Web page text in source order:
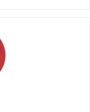
السابقة إلى
ميوله الجنسية
عنها طوال الوقت
العلاقة
مهما تباينت
إرهاصات لعلاقته
العاصمة بعد ذلك